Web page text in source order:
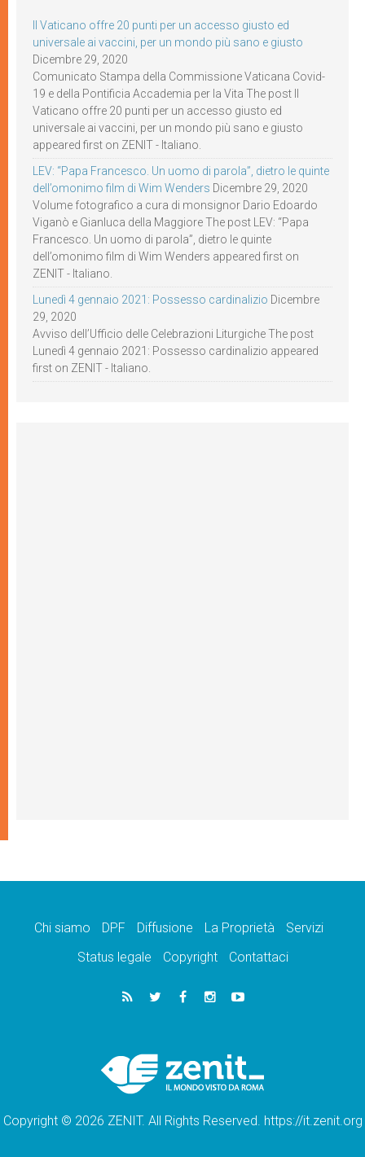
Il Vaticano offre 20 punti per un accesso giusto ed
universale ai vaccini, per un mondo più sano e giusto
Dicembre 29, 2020
Comunicato Stampa della Commissione Vaticana Covid-
19 e della Pontificia Accademia per la Vita The post Il
Vaticano offre 20 punti per un accesso giusto ed
universale ai vaccini, per un mondo più sano e giusto
appeared first on ZENIT - Italiano.
LEV: “Papa Francesco. Un uomo di parola”, dietro le quinte
dell’omonimo film di Wim Wenders Dicembre 29, 2020
Volume fotografico a cura di monsignor Dario Edoardo
Viganò e Gianluca della Maggiore The post LEV: “Papa
Francesco. Un uomo di parola”, dietro le quinte
dell’omonimo film di Wim Wenders appeared first on
ZENIT - Italiano.
Lunedì 4 gennaio 2021: Possesso cardinalizio Dicembre
29, 2020
Avviso dell’Ufficio delle Celebrazioni Liturgiche The post
Lunedì 4 gennaio 2021: Possesso cardinalizio appeared
first on ZENIT - Italiano.
Chi siamo DPF Diffusione La Proprietà
Servizi
Status legale
Copyright Contattaci
Copyright © 2026 ZENIT. All Rights Reserved. https://it.zenit.org